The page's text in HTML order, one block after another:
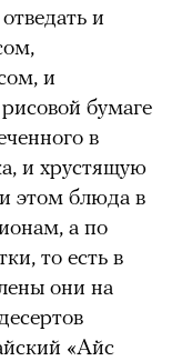
и
и
бумаге
в
и хрустящую
этом блюда в
а по
то есть в
они на
«Айс